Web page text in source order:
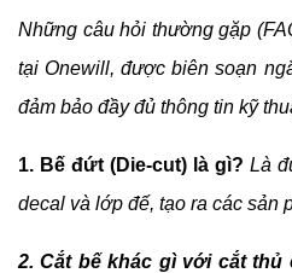
Những câu hỏi thường gặp
tại Onewill, được biên soạn
đảm bảo đầy đủ thông tin kỹ
1. Bế đứt (Die-cut) là gì? Là
decal và lớp đế, tạo ra các sản
2. Cắt bế khác gì với cắt thủ